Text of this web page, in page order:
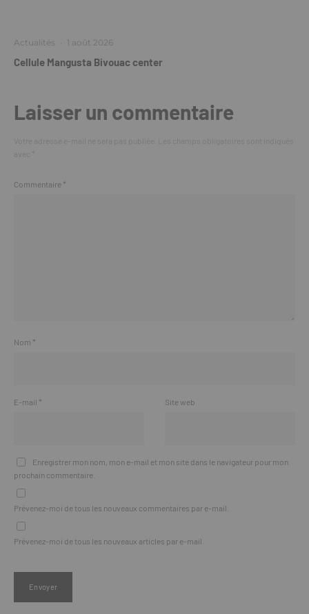
Actualités · 1 août 2026
Cellule Mangusta Bivouac center
Laisser un commentaire
Commentaire *
Nom *
E-mail * Site web
Enregistrer mon nom, mon e-mail et mon site dans le navigateur pour mon
prochain commentaire.
Prévenez-moi de tous les nouveaux commentaires par e-mail.
Prévenez-moi de tous les nouveaux articles par e-mail.